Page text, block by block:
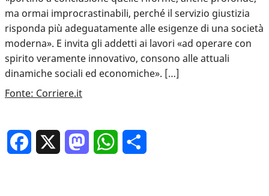
ma ormai improcrastinabili, perché il servizio giustizia
risponda più adeguatamente alle esigenze di una società
moderna». E invita gli addetti ai lavori «ad operare con
spirito veramente innovativo, consono alle attuali
dinamiche sociali ed economiche». […]
Fonte: Corriere.it
Facebook MastodonWhatsApp